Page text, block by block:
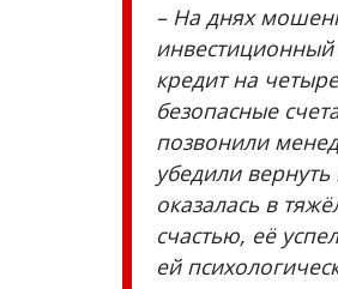
– На днях
кредит на
безопасные
позвонили
убедили
оказалась в
счастью, её
ей
СПЕЦПРОЕКТЫ